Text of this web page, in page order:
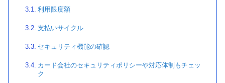
利用限度額
支払いサイクル
セキュリティ機能の確認
カード会社のセキュリティポリシーや対応体制もチェッ
ク